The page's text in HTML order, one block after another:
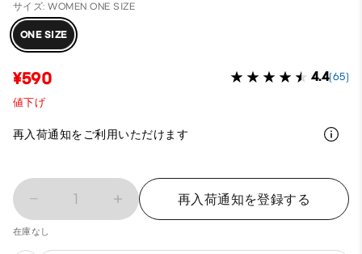
サイズ: WOMEN ONE SIZE
ONE SIZE
¥590 4.4(65)
値下げ
再入荷通知をご利用いただけます
1 再入荷通知を登録する
在庫なし